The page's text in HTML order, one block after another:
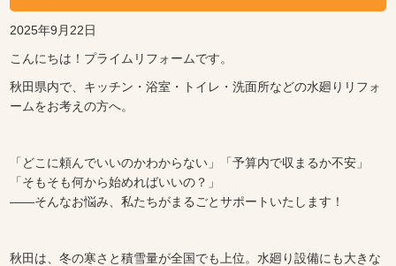
2025年9月22日
こんにちは！プライムリフォームです。
秋田県内で、キッチン・浴室・トイレ・洗面所などの水廻りリフォ
ームをお考えの方へ。
「どこに頼んでいいのかわからない」「予算内で収まるか不安」
「そもそも何から始めればいいの？」
——そんなお悩み、私たちがまるごとサポートいたします！
秋田は、冬の寒さと積雪量が全国でも上位。水廻り設備にも大きな